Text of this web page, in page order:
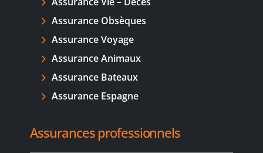
Assurance Obsèques
Assurance Voyage
Assurance Animaux
Assurance Bateaux
Assurance Espagne
Assurances professionnels